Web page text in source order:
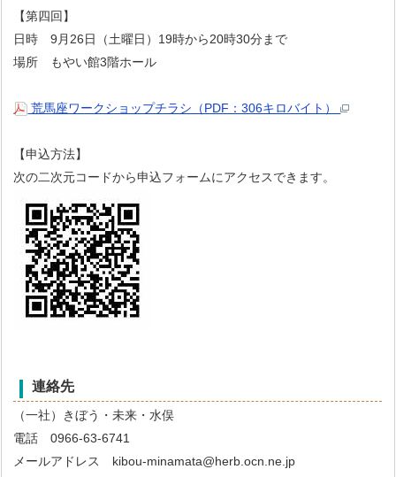
【第四回】
日時 9月26日（土曜日）19時から20時30分まで
場所 もやい館3階ホール
荒馬座ワークショップチラシ（PDF：306キロバイト）
【申込方法】
次の二次元コードから申込フォームにアクセスできます。
連絡先
（一社）きぼう・未来・水俣
電話 0966-63-6741
メールアドレス kibou-minamata@herb.ocn.ne.jp